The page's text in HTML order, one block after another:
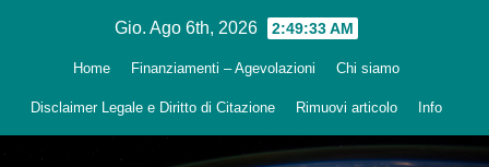
Gio. Ago 6th, 2026 2:49:34 AM
Home Finanziamenti – Agevolazioni Chi siamo
Disclaimer Legale e Diritto di Citazione Rimuovi articolo Info